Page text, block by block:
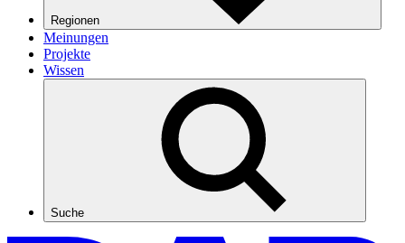
Regionen
Meinungen
Projekte
Wissen
Suche